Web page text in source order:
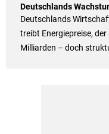
Deutschlands
Deutschlands
treibt Energiepreise,
Milliarden – doch